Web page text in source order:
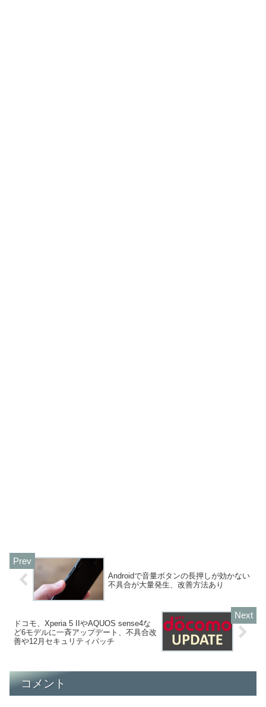
Androidで音量ボタンの長押しが効かない
不具合が大量発生、改善方法あり
ドコモ、Xperia 5 IIやAQUOS sense4な
ど6モデルに一斉アップデート、不具合改
善や12月セキュリティパッチ
コメント